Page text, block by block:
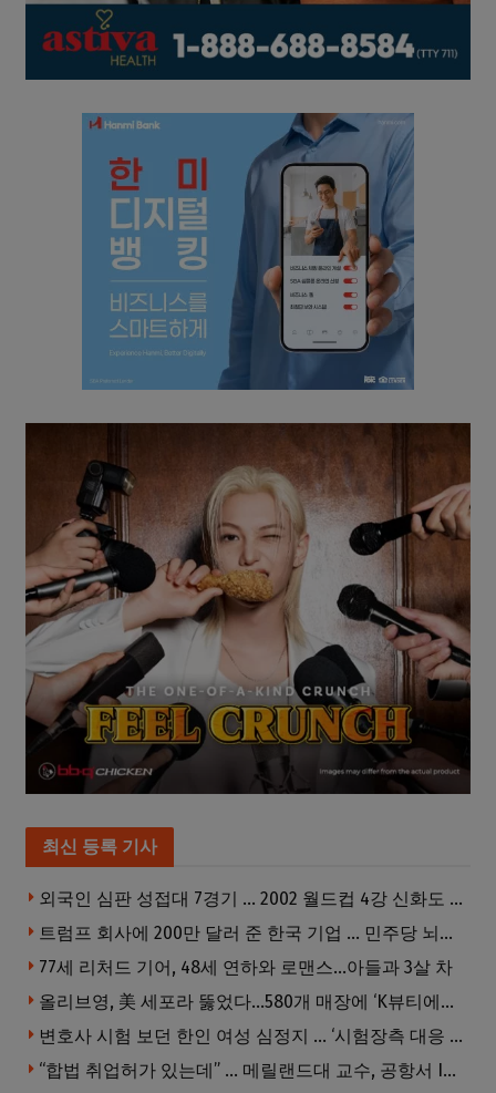
최신 등록 기사
외국인 심판 성접대 7경기 … 2002 월드컵 4강 신화도 흔들
트럼프 회사에 200만 달러 준 한국 기업 … 민주당 뇌물의혹 조사
77세 리처드 기어, 48세 연하와 로맨스…아들과 3살 차
올리브영, 美 세포라 뚫었다…580개 매장에 ‘K뷰티에딧’ 론칭
변호사 시험 보던 한인 여성 심정지 … ‘시험장측 대응 부적절’ 소송
“합법 취업허가 있는데” … 메릴랜드대 교수, 공항서 ICE에 체포, 구금 중